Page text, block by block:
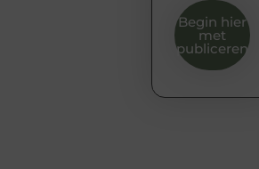
Begin hier
met
publiceren